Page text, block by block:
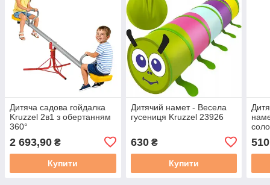
Дитяча садова гойдалка
Kruzzel 2в1 з обертанням
360°
2 693,90 ₴
Купити
Дитячий намет - Весела
гусениця Kruzzel 23926
630₴
Купити
510